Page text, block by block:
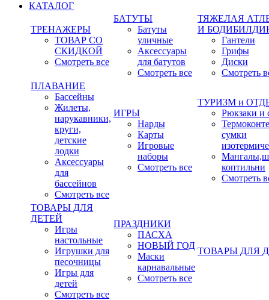
КАТАЛОГ
ТРЕНАЖЕРЫ
ТОВАР СО
СКИДКОЙ
Смотреть все
БАТУТЫ
Батуты
уличные
Аксессуары
для батутов
Смотреть все
ТЯЖЕЛАЯ
И
Гантели
Грифы
Диски
Смотреть
ПЛАВАНИЕ
Бассейны
Жилеты,
нарукавники,
круги,
детские
лодки
Аксессуары
для
бассейнов
Смотреть все
ИГРЫ
Нарды
Карты
Игровые
наборы
Смотреть все
ТУРИЗМ и
Рюкзаки и
сумки
коптильни
Смотреть
ТОВАРЫ ДЛЯ
ДЕТЕЙ
Игры
настольные
Игрушки для
песочницы
Игры для
детей
Смотреть все
ПРАЗДНИКИ
ПАСХА
НОВЫЙ ГОД
Маски
карнавальные
Смотреть все
ТОВАРЫ ДЛЯ